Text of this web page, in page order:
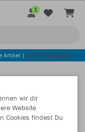
1
Artikel | JETZT ENTDECKEN
wir dir
Website
Cookies findest Du